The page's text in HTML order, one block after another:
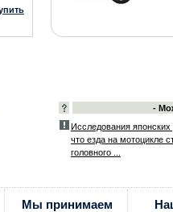
-
Исследования японских
что езда на мотоцикле
головного ...
Мы принимаем